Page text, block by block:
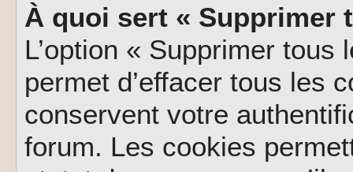
À quoi sert « Supprimer
L’option « Supprimer
permet d’effacer tous les
conservent votre
forum. Les cookies